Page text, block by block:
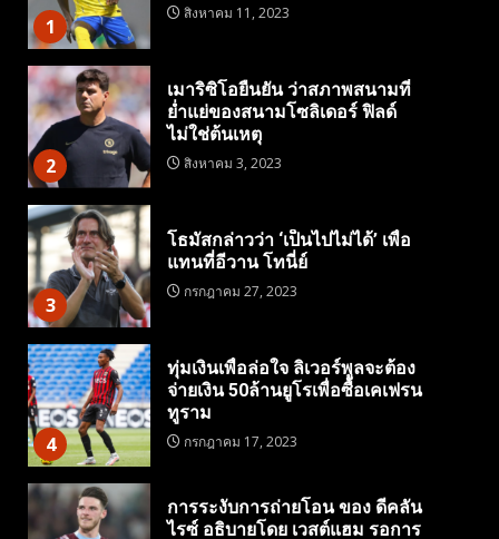
1
สิงหาคม 11, 2023
2
เมาริซิโอยืนยัน ว่าสภาพสนามที่
ย่ำแย่ของสนามโซลิเดอร์ ฟิลด์
ไม่ใช่ต้นเหตุ
สิงหาคม 3, 2023
3
โธมัสกล่าวว่า ‘เป็นไปไม่ได้’ เพื่อ
แทนที่อีวาน โทนี่ย์
กรกฎาคม 27, 2023
4
ทุ่มเงินเพื่อล่อใจ ลิเวอร์พูลจะต้อง
จ่ายเงิน 50ล้านยูโรเพื่อซื้อเคเฟรน
ทูราม
กรกฎาคม 17, 2023
การระงับการถ่ายโอน ของ ดีคลัน
ไรซ์ อธิบายโดย เวสต์แฮม รอการ